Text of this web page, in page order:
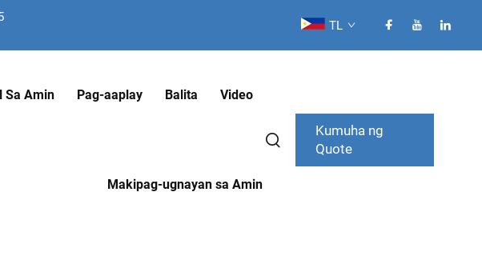
TL
Sa Amin Pag-aaplay Balita Video
Makipag-ugnayan sa Amin
Kumuha ng
Quote